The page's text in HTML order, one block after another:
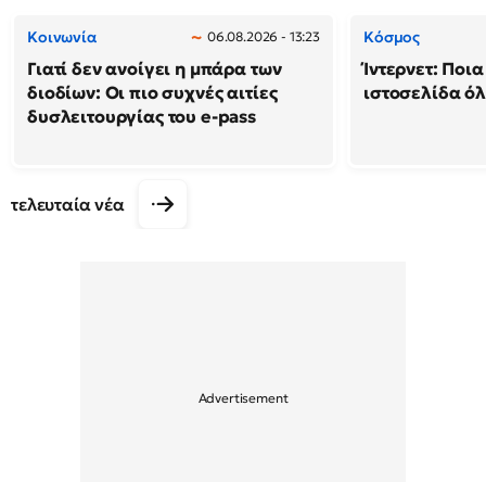
Κοινωνία 06.08.2026 - 13:23
Γιατί δεν ανοίγει η μπάρα των
διοδίων: Οι πιο συχνές αιτίες
δυσλειτουργίας του e-pass
Κόσμος
Ίντερνετ:
ιστοσελίδα
τελευταία νέα